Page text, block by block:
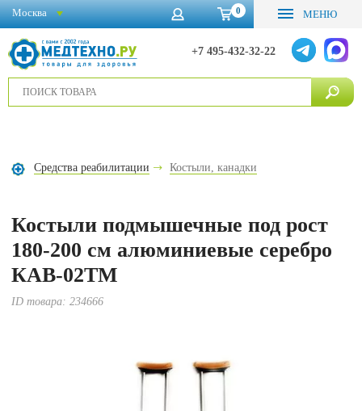
0 МЕНЮ
+7 495-432-32-22
Москва
Средства реабилитации Костыли, канадки
Костыли подмышечные под рост
180-200 см алюминиевые серебро
КАВ-02ТМ
ID товара:234666